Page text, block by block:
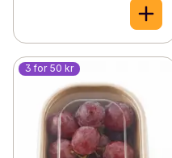
Fryst frukt og grønt (57)
3 for 50 kr